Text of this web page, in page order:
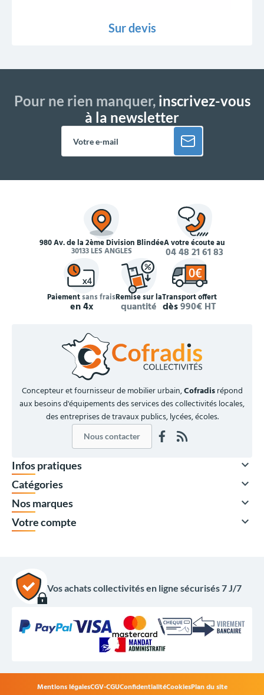
Sur devis
Pour ne rien manquer,inscrivez-vous
à la newsletter
980 Av. de la 2ème Division Blindée
30133 LES ANGLES
À votre écoute au
04 48 21 61 83
Paiementsans frais
en 4x
Remise sur la
quantité
Transport offert
dès990€ HT
Concepteur et fournisseur de mobilier urbain,Cofradisrépond
aux besoins d'équipements des services des collectivités locales,
des entreprises de travaux publics, lycées, écoles.
Nous contacter
Infos pratiques 
Catégories 
Nos marques 
Votre compte 
Vos achats collectivités en ligne sécurisés 7 J/7
Mentions légalesCGV-CGUConfidentialitéCookiesPlan du site